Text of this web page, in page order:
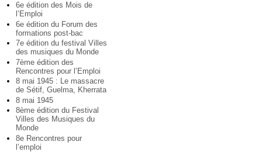
6e édition des Mois de
l’Emploi
6e édition du Forum des
formations post-bac
7e édition du festival Villes
des musiques du Monde
7ème édition des
Rencontres pour l’Emploi
8 mai 1945 : Le massacre
de Sétif, Guelma, Kherrata
8 mai 1945
8ème édition du Festival
Villes des Musiques du
Monde
8e Rencontres pour
l’emploi